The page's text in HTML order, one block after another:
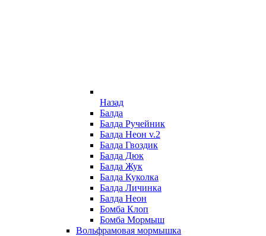
Назад
Балда
Балда Ручейник
Балда Неон v.2
Балда Гвоздик
Балда Дюк
Балда Жук
Балда Куколка
Балда Личинка
Балда Неон
Бомба Клоп
Бомба Мормыш
Вольфрамовая мормышка